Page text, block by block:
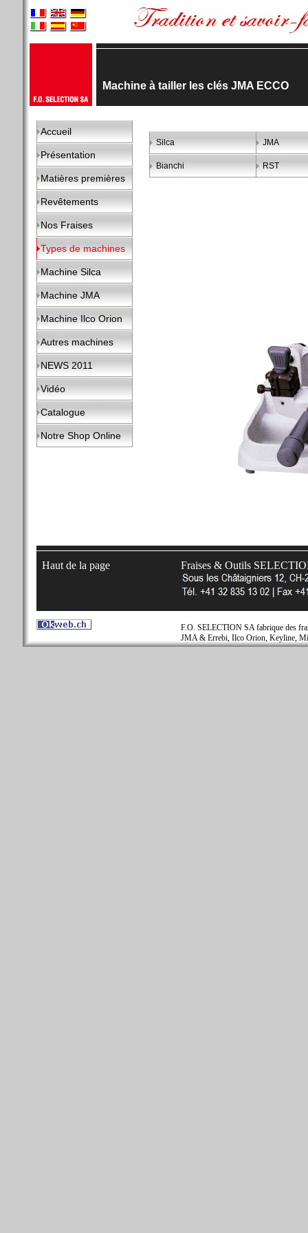
Machine à tailler les clés JMA ECCO
Accueil
Présentation
Matières premières
Revêtements
Nos Fraises
Types de machines
Machine Silca
Machine JMA
Machine Ilco Orion
Autres machines
NEWS 2011
Vidéo
Catalogue
Notre Shop Online
Silca JMA
Bianchi RST
Haut de la page Fraises & Outils
F.O. SELECTION SA fabrique des
JMA & Errebi, Ilco Orion, Keyline,